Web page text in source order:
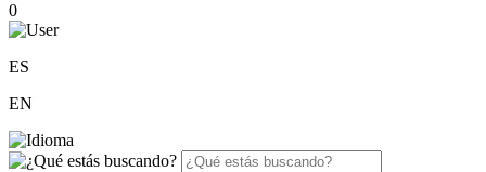
0
ES
EN